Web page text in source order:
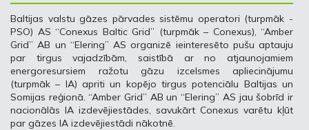
Baltijas valstu gāzes pārvades sistēmu operatori (turpmāk -
PSO) AS “Conexus Baltic Grid” (turpmāk – Conexus), “Amber
Grid” AB un “Elering” AS organizē ieinteresēto pušu aptauju
par tirgus vajadzībām, saistībā ar no atjaunojamiem
energoresursiem ražotu gāzu izcelsmes apliecinājumu
(turpmāk – IA) apriti un kopējo tirgus potenciālu Baltijas un
Somijas reģionā. “Amber Grid” AB un “Elering” AS jau šobrīd ir
nacionālās IA izdevējiestādes, savukārt Conexus varētu kļūt
par gāzes IA izdevējiestādi nākotnē.